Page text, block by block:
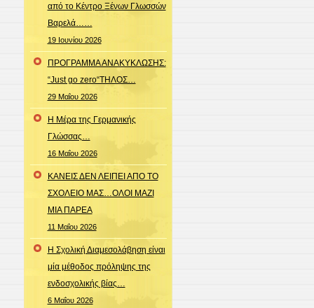
από το Κέντρο Ξένων Γλωσσών
Βαρελά……
19 Ιουνίου 2026
ΠΡΟΓΡΑΜΜΑ ΑΝΑΚΥΚΛΩΣΗΣ:
“Just go zero“ΤΗΛΟΣ…
29 Μαΐου 2026
Η Μέρα της Γερμανικής
Γλώσσας…
16 Μαΐου 2026
ΚΑΝΕΙΣ ΔΕΝ ΛΕΙΠΕΙ ΑΠΟ ΤΟ
ΣΧΟΛΕΙΟ ΜΑΣ…ΟΛΟΙ ΜΑΖΙ
ΜΙΑ ΠΑΡΕΑ
11 Μαΐου 2026
Η Σχολική Διαμεσολάβηση είναι
μία μέθοδος πρόληψης της
ενδοσχολικής βίας…
6 Μαΐου 2026